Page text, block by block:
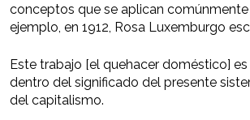
conceptos que se aplican comúnmente
ejemplo, en 1912, Rosa Luxemburgo
Este trabajo [el quehacer doméstico]
dentro del significado del presente
del capitalismo.